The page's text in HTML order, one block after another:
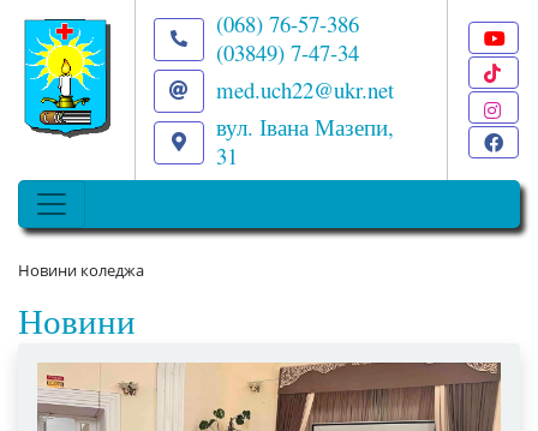
(068) 76-57-386
(03849) 7-47-34
med.uch22@ukr.net
вул. Івана Мазепи,
31
Новини коледжа
Новини